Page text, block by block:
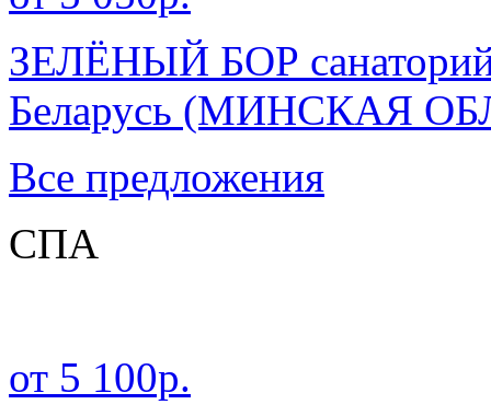
ЗЕЛЁНЫЙ БОР
Беларусь (МИНСКАЯ
Все предложения
СПА
от 5 100р.